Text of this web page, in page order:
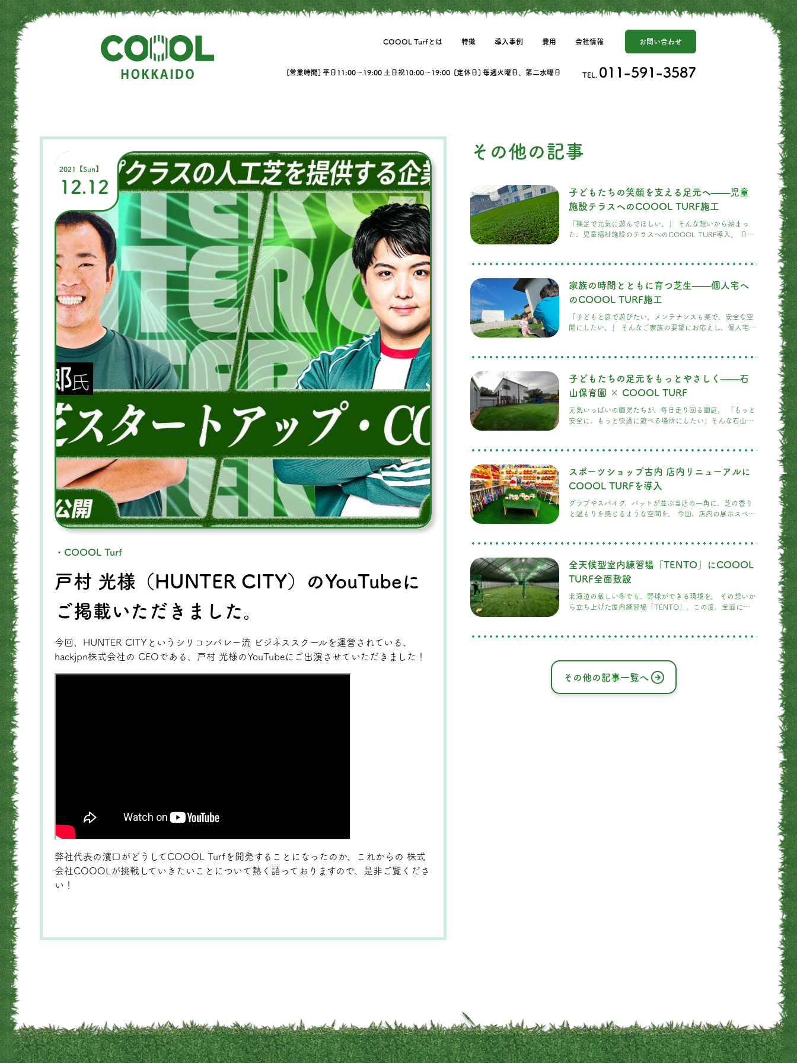
COOOL Turfとは 特徴 導入事例 費用 会社情報 お問い合わせ
[営業時間] 平日11:00〜19:00 土日祝10:00〜19:00 [定休日] 毎週火曜日、第二水曜日 TEL. 011-591-3587
2021【Sun】
12.12
・COOOL Turf
戸村 光様（HUNTER CITY）のYouTubeに
ご掲載いただきました。
今回、HUNTER CITYというシリコンバレー流 ビジネススクールを運営されている、
hackjpn株式会社の CEOである、戸村 光様のYouTubeにご出演させていただきました！
弊社代表の濱口がどうしてCOOOL Turfを開発することになったのか、これからの 株式
会社COOOLが挑戦していきたいことについて熱く語っておりますので、是非ご覧くださ
い！
その他の記事
子どもたちの笑顔を支える足元へ——児童
施設テラスへのCOOOL TURF施工
「裸足で元気に遊んでほしい。」 そんな想いから始まっ
た、児童福祉施設のテラスへのCOOOL TURF導入。 日差
に。実際に施工した日、子どもたちが嬉しそうに転がった
なりました。
家族の時間とともに育つ芝生——個人宅へ
のCOOOL TURF施工
「子どもと庭で遊びたい。メンテナンスも楽で、安全な空
間にしたい。」 そんなご家族の要望にお応えし、個人宅の
クマットを敷いてくつろぐ姿を見るたび、芝生が「生活の
保育園仲間のファミリーをお誘いしてのバーベキューなど
も、このCOOOL TURFだからこそ実現できる思い出づく
子どもたちの足元をもっとやさしく——石
山保育園 × COOOL TURF
元気いっぱいの園児たちが、毎日走り回る園庭。 「もっと
安全に、もっと快適に遊べる場所にしたい」そんな石山保
を敷いた上で芝を一枚一枚張り合わせるところから始まり
だわりが欠かせません。 今回の施工面積は広く、クライミ
ング遊具や大型遊具の周りなど安全性が特に求められるエ
した芝の上では、すぐに子どもたちの歓声が響きました。
転んでも安心な柔らかさ、日差しの強い日でも熱くなりす
スポーツショップ古内 店内リニューアルに
COOOL TURFを導入
グラブやスパイク、バットが並ぶ当店の一角に、芝の香り
と温もりを感じるような空間を。 今回、店内の展示スペー
来たみたい！」という声もいただいております。 店内に置
全天候型室内練習場「TENTO」にCOOOL
TURF全面敷設
北海道の厳しい冬でも、野球ができる環境を。 その想いか
ら立ち上げた屋内練習場「TENTO」。この度、全面に
なく、安心してプレーに集中できます。特に少年野球チー
「スパイクのグリップがちょうどいい」と好評です。
その他の記事一覧へ